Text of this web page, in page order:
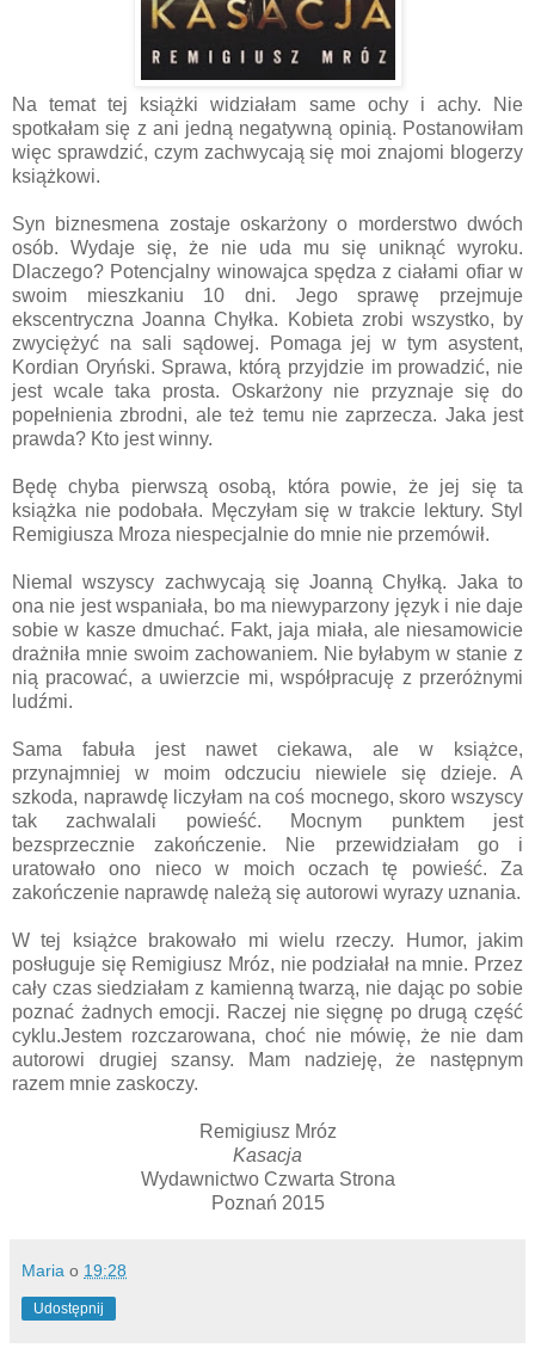
Na temat tej książki widziałam same ochy i achy. Nie
spotkałam się z ani jedną negatywną opinią. Postanowiłam
więc sprawdzić, czym zachwycają się moi znajomi blogerzy
książkowi.
Syn biznesmena zostaje oskarżony o morderstwo dwóch
osób. Wydaje się, że nie uda mu się uniknąć wyroku.
Dlaczego? Potencjalny winowajca spędza z ciałami ofiar w
swoim mieszkaniu 10 dni. Jego sprawę przejmuje
ekscentryczna Joanna Chyłka. Kobieta zrobi wszystko, by
zwyciężyć na sali sądowej. Pomaga jej w tym asystent,
Kordian Oryński. Sprawa, którą przyjdzie im prowadzić, nie
jest wcale taka prosta. Oskarżony nie przyznaje się do
popełnienia zbrodni, ale też temu nie zaprzecza. Jaka jest
prawda? Kto jest winny.
Będę chyba pierwszą osobą, która powie, że jej się ta
książka nie podobała. Męczyłam się w trakcie lektury. Styl
Remigiusza Mroza niespecjalnie do mnie nie przemówił.
Niemal wszyscy zachwycają się Joanną Chyłką. Jaka to
ona nie jest wspaniała, bo ma niewyparzony język i nie daje
sobie w kasze dmuchać. Fakt, jaja miała, ale niesamowicie
drażniła mnie swoim zachowaniem. Nie byłabym w stanie z
nią pracować, a uwierzcie mi, współpracuję z przeróżnymi
ludźmi.
Sama fabuła jest nawet ciekawa, ale w książce,
przynajmniej w moim odczuciu niewiele się dzieje. A
szkoda, naprawdę liczyłam na coś mocnego, skoro wszyscy
tak zachwalali powieść. Mocnym punktem jest
bezsprzecznie zakończenie. Nie przewidziałam go i
uratowało ono nieco w moich oczach tę powieść. Za
zakończenie naprawdę należą się autorowi wyrazy uznania.
W tej książce brakowało mi wielu rzeczy. Humor, jakim
posługuje się Remigiusz Mróz, nie podziałał na mnie. Przez
cały czas siedziałam z kamienną twarzą, nie dając po sobie
poznać żadnych emocji. Raczej nie sięgnę po drugą część
cyklu.Jestem rozczarowana, choć nie mówię, że nie dam
autorowi drugiej szansy. Mam nadzieję, że następnym
razem mnie zaskoczy.
Remigiusz Mróz
Kasacja
Wydawnictwo Czwarta Strona
Poznań 2015
Maria o 19:28
Udostępnij